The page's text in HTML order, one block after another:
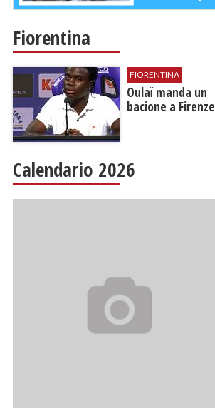
Fiorentina
FIORENTINA
Oulaï manda un
bacione a Firenze
Calendario 2026